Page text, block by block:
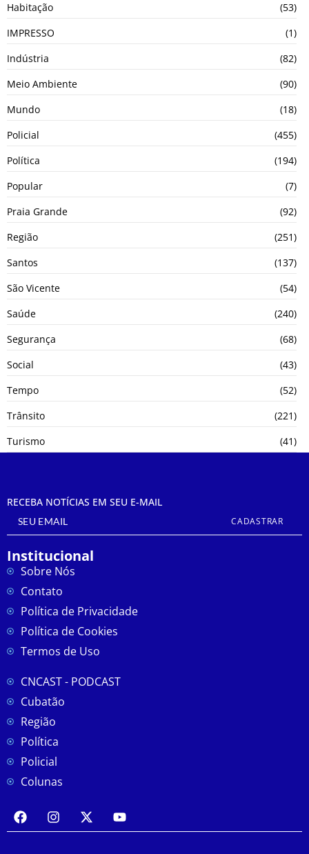
Habitação
(53)
IMPRESSO
(1)
Indústria
(82)
Meio Ambiente
(90)
Mundo
(18)
Policial
(455)
Política
(194)
Popular
(7)
Praia Grande
(92)
Região
(251)
Santos
(137)
São Vicente
(54)
Saúde
(240)
Segurança
(68)
Social
(43)
Tempo
(52)
Trânsito
(221)
Turismo
(41)
RECEBA NOTÍCIAS EM SEU E-MAIL
CADASTRAR
Institucional
Sobre Nós
Contato
Política de Privacidade
Política de Cookies
Termos de Uso
CNCAST - PODCAST
Cubatão
Região
Política
Policial
Colunas